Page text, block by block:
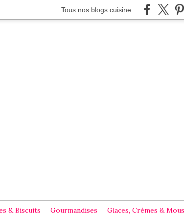
Tous nos blogs cuisine
& Biscuits Gourmandises Glaces, Crèmes &